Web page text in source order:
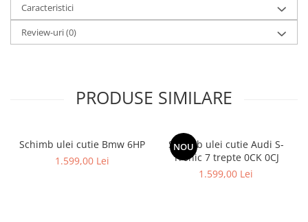
Caracteristici
Review-uri(0)
PRODUSE SIMILARE
Schimb ulei cutie Bmw 6HP
1.599,00 Lei
NOU
Schimb ulei cutie Audi S-
Tronic 7 trepte 0CK 0CJ
1.599,00 Lei